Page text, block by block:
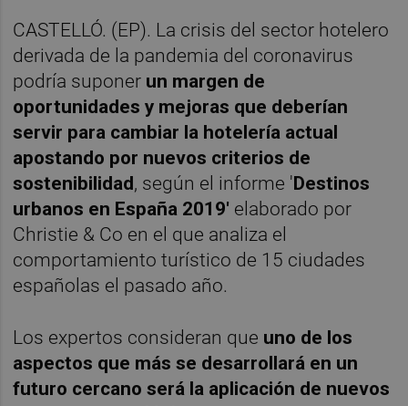
CASTELLÓ. (EP). La crisis del sector hotelero
derivada de la pandemia del coronavirus
podría suponer un margen de
oportunidades y mejoras que deberían
servir para cambiar la hotelería actual
apostando por nuevos criterios de
sostenibilidad, según el informe 'Destinos
urbanos en España 2019' elaborado por
Christie & Co en el que analiza el
comportamiento turístico de 15 ciudades
españolas el pasado año.
Los expertos consideran que uno de los
aspectos que más se desarrollará en un
futuro cercano será la aplicación de nuevos